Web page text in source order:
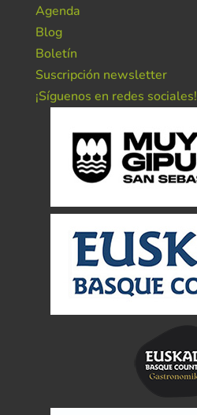
Agenda
Blog
Boletín
Suscripción newsletter
¡Síguenos en redes sociales!